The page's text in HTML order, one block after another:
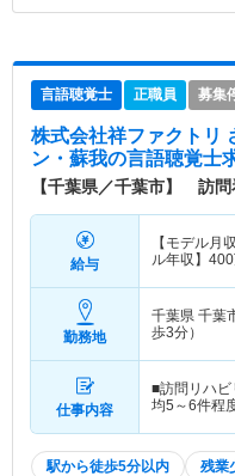
言語聴覚士 正職員 募集
株式会社祥ファクトリ
ン・蘇我の言語聴覚士
【千葉県／千葉市】 訪
給与
【モデル月収
ル年収】 400
勤務地
千葉県 千葉
歩3分）
仕事内容
■訪問リハ
均5～6件程
駅から徒歩5分以内 残業